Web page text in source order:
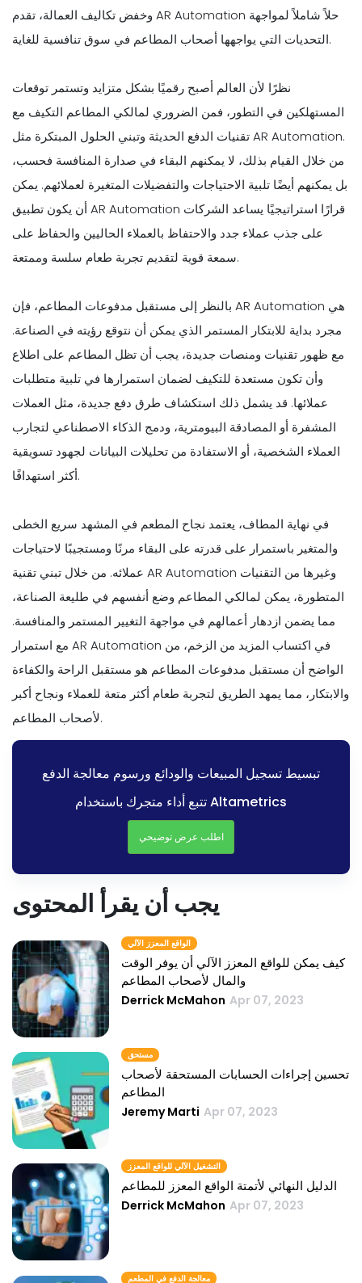
وخفض تكاليف العمالة، تقدم AR Automation حلاً شاملاً لمواجهة
التحديات التي يواجهها أصحاب المطاعم في سوق تنافسية للغاية.
نظرًا لأن العالم أصبح رقميًا بشكل متزايد وتستمر توقعات
المستهلكين في التطور، فمن الضروري لمالكي المطاعم التكيف مع
تقنيات الدفع الحديثة وتبني الحلول المبتكرة مثل AR Automation.
من خلال القيام بذلك، لا يمكنهم البقاء في صدارة المنافسة فحسب،
بل يمكنهم أيضًا تلبية الاحتياجات والتفضيلات المتغيرة لعملائهم. يمكن
أن يكون تطبيق AR Automation قرارًا استراتيجيًا يساعد الشركات
على جذب عملاء جدد والاحتفاظ بالعملاء الحاليين والحفاظ على
سمعة قوية لتقديم تجربة طعام سلسة وممتعة.
بالنظر إلى مستقبل مدفوعات المطاعم، فإن AR Automation هي
مجرد بداية للابتكار المستمر الذي يمكن أن نتوقع رؤيته في الصناعة.
مع ظهور تقنيات ومنصات جديدة، يجب أن تظل المطاعم على اطلاع
وأن تكون مستعدة للتكيف لضمان استمرارها في تلبية متطلبات
عملائها. قد يشمل ذلك استكشاف طرق دفع جديدة، مثل العملات
المشفرة أو المصادقة البيومترية، ودمج الذكاء الاصطناعي لتجارب
العملاء الشخصية، أو الاستفادة من تحليلات البيانات لجهود تسويقية
أكثر استهدافًا.
في نهاية المطاف، يعتمد نجاح المطعم في المشهد سريع الخطى
والمتغير باستمرار على قدرته على البقاء مرنًا ومستجيبًا لاحتياجات
عملائه. من خلال تبني تقنية AR Automation وغيرها من التقنيات
المتطورة، يمكن لمالكي المطاعم وضع أنفسهم في طليعة الصناعة،
مما يضمن ازدهار أعمالهم في مواجهة التغيير المستمر والمنافسة.
مع استمرار AR Automation في اكتساب المزيد من الزخم، من
الواضح أن مستقبل مدفوعات المطاعم هو مستقبل الراحة والكفاءة
والابتكار، مما يمهد الطريق لتجربة طعام أكثر متعة للعملاء ونجاح أكبر
لأصحاب المطاعم.
تبسيط تسجيل المبيعات والودائع ورسوم معالجة الدفع
تتبع أداء متجرك باستخدام Altametrics
اطلب عرض توضيحي
يجب أن يقرأ المحتوى
الواقع المعزز الآلي
كيف يمكن للواقع المعزز الآلي أن يوفر الوقت
والمال لأصحاب المطاعم
Derrick McMahon Apr 07, 2023
مستحق
تحسين إجراءات الحسابات المستحقة لأصحاب
المطاعم
Jeremy Marti Apr 07, 2023
التشغيل الآلي للواقع المعزز
الدليل النهائي لأتمتة الواقع المعزز للمطاعم
Derrick McMahon Apr 07, 2023
معالجة الدفع في المطعم